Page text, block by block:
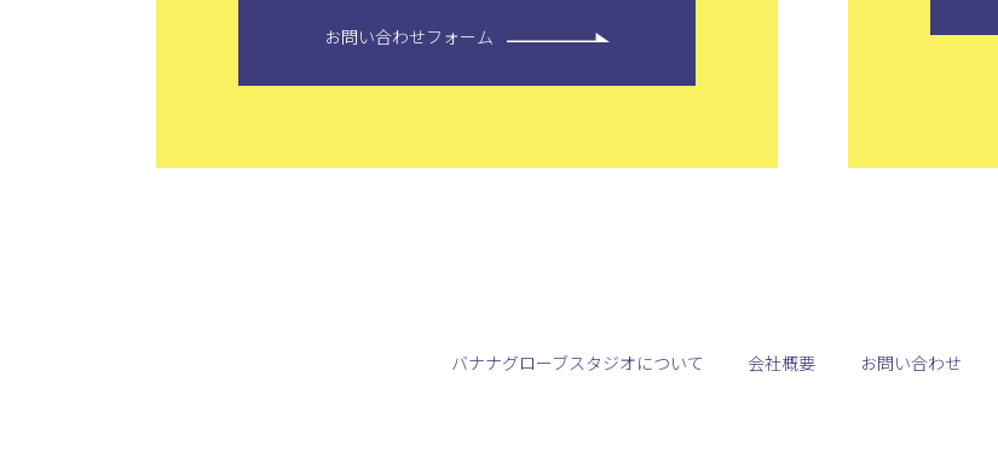
お問い合わせフォーム
バナナグローブスタジオについて 会社概要 お問い合わせ